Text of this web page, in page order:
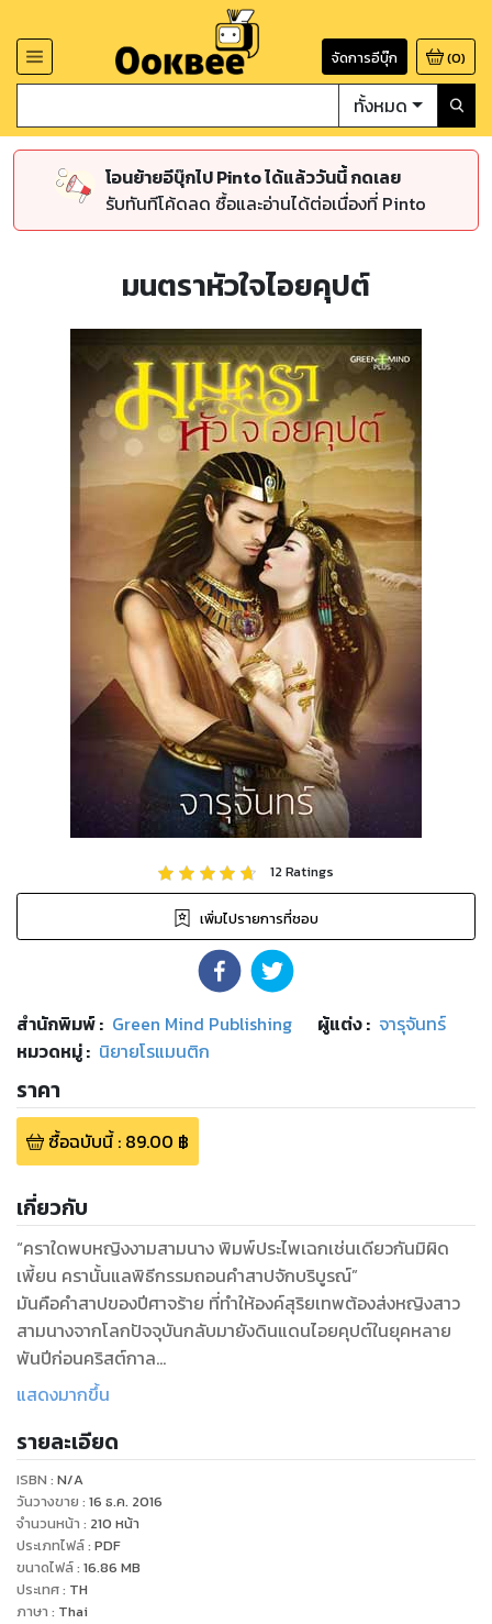
จัดการอีบุ๊ก (0)
ทั้งหมด
โอนย้ายอีบุ๊กไป Pinto ได้แล้ววันนี้ กดเลย
รับทันทีโค้ดลด ซื้อและอ่านได้ต่อเนื่องที่ Pinto
มนตราหัวใจไอยคุปต์
12Ratings
เพิ่มไปรายการที่ชอบ
สำนักพิมพ์: Green Mind Publishing ผู้แต่ง : จารุจันทร์
หมวดหมู่: นิยายโรแมนติก
ราคา
ซื้อฉบับนี้: 89.00 ฿
เกี่ยวกับ
“คราใดพบหญิงงามสามนาง พิมพ์ประไพเฉกเช่นเดียวกันมิผิด
เพี้ยน ครานั้นแลพิธีกรรมถอนคำสาปจักบริบูรณ์”
มันคือคำสาปของปีศาจร้าย ที่ทำให้องค์สุริยเทพต้องส่งหญิงสาว
สามนางจากโลกปัจจุบันกลับมายังดินแดนไอยคุปต์ในยุคหลาย
พันปีก่อนคริสต์กาล
โรงพยาบาล แต่กลับลืมตาขึ้นมาประสานกับดวงตาสีอำพันที่จ้อง
มองอยู่ หญิงสาวทอดมองผิวสีแทนและใบหน้าคมเข้มที่มีผมสี
น้ำตาลยาวประบ่า เธอบอกได้คำเดียวว่าหล่อล่ำราวกับเทพเจ้าที่
หลุดออกมาจากยุคโบราณ
‘เจ้าชายฮาคิส’ อนุชาขององค์ฟาโรห์สนใจศึกษาเวทมนตร์สายหนึ่ง
ชื่อรสายนเวท พระองค์เชื่อว่าตนเป็นผู้สร้างหญิงสาว ซึ่งจู่ๆ เธอก็
ปรากฏกายภายในหีบแก้วที่เขาค้นคว้ามาหลายปี และเหมาเอาว่า
แสดงมากขึ้น
รายละเอียด
ISBN : N/A
วันวางขาย : 16 ธ.ค. 2016
จำนวนหน้า : 210 หน้า
ประเภทไฟล์: PDF
ขนาดไฟล์: 16.86 MB
ประเทศ: TH
ภาษา : Thai